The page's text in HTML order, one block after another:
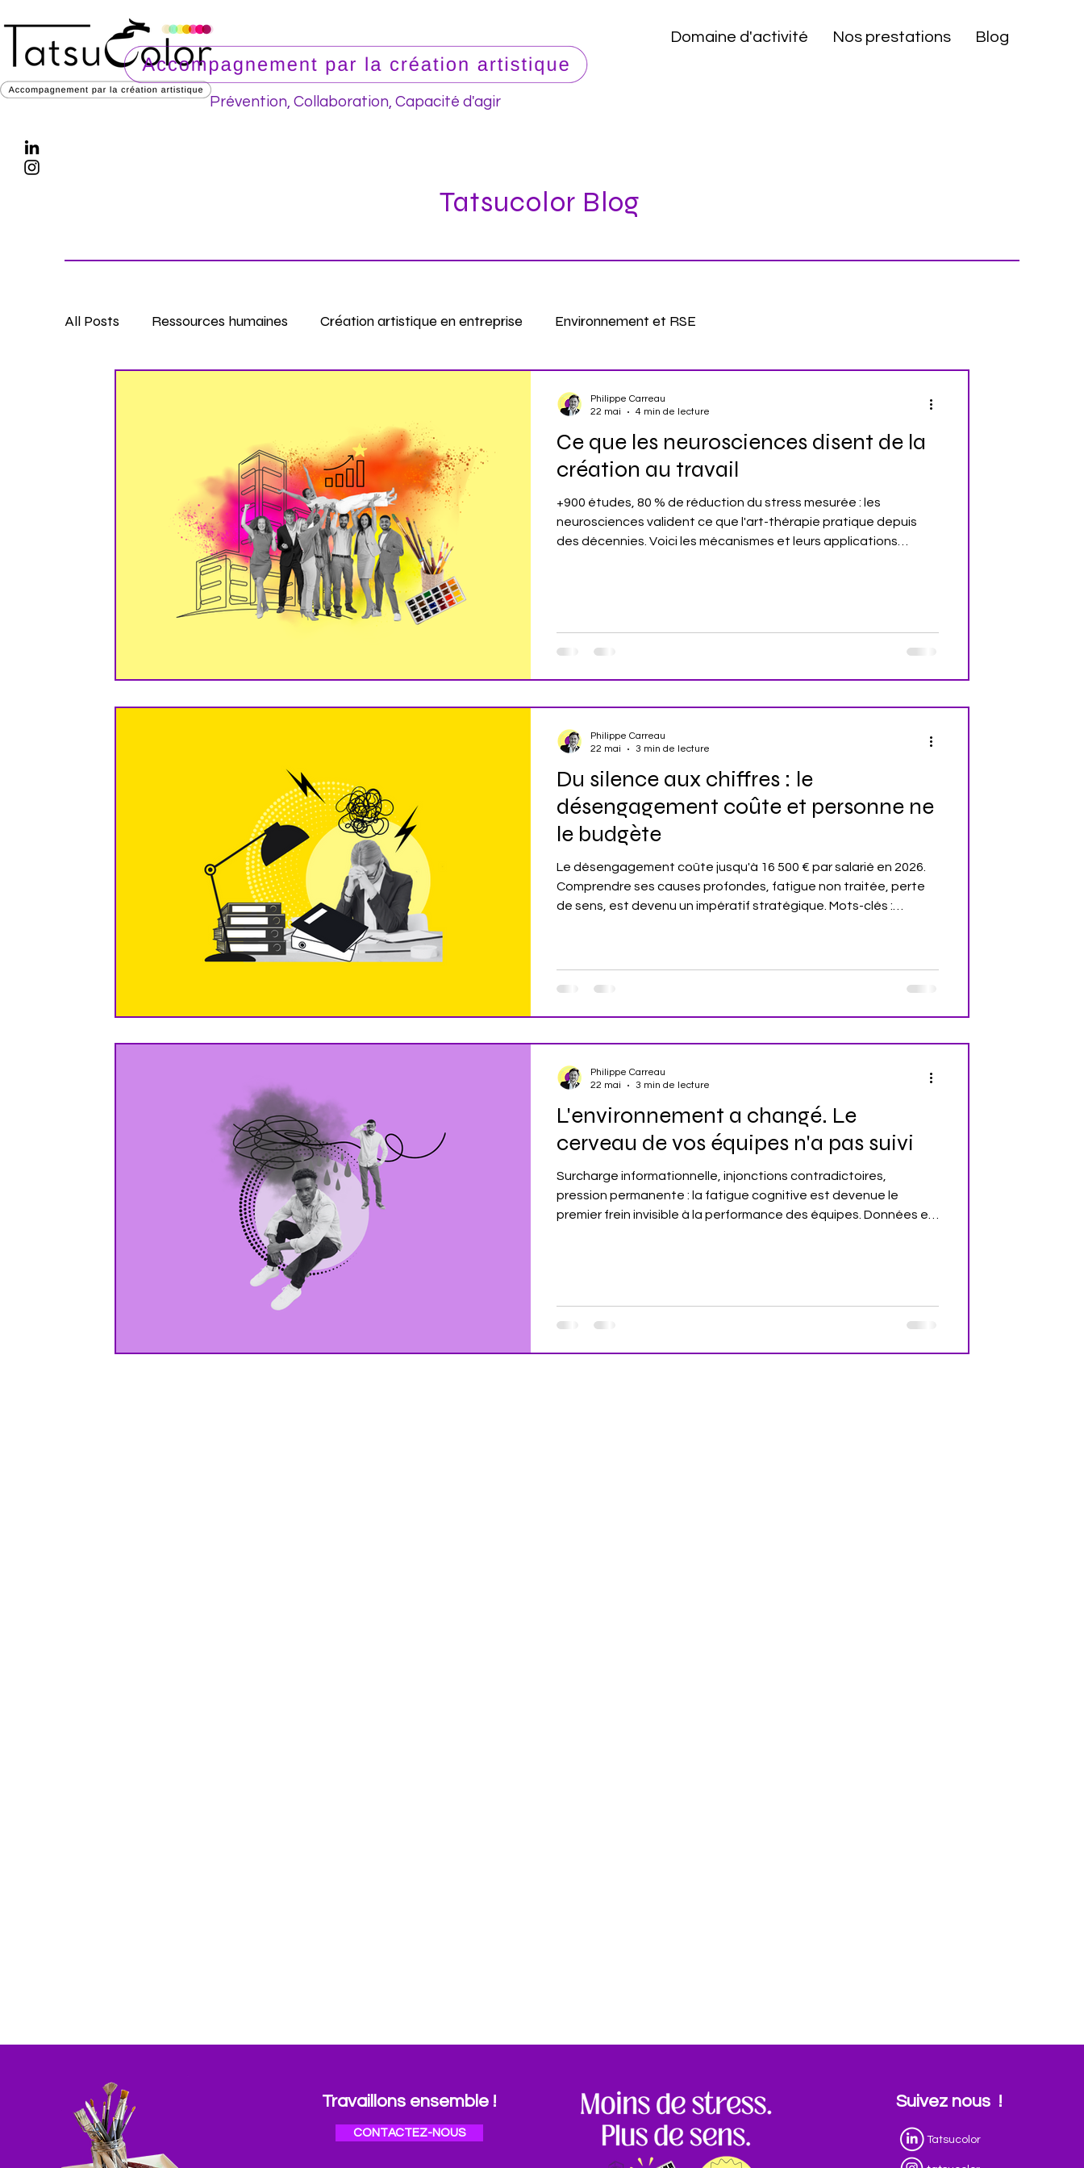
Domaine d'activité Nos prestations Blog
Prévention, Collaboration, Capacité d'agir
Tatsucolor Blog
All Posts Ressources humaines Création artistique en entreprise Environnement et RSE
Ce que les neurosciences disent de la
création au travail
+900 études, 80 % de réduction du stress mesurée : les
neurosciences valident ce que l'art-thérapie pratique depuis
des décennies. Voici les mécanismes et leurs applications
Philippe Carreau
22 mai
4 min de lecture
Du silence aux chiffres : le
désengagement coûte et personne ne
le budgète
Le désengagement coûte jusqu'à 16 500 € par salarié en 2026.
Comprendre ses causes profondes, fatigue non traitée, perte
de sens, est devenu un impératif stratégique. Mots-clés :
Philippe Carreau
22 mai
3 min de lecture
L'environnement a changé. Le
cerveau de vos équipes n'a pas suivi
Surcharge informationnelle, injonctions contradictoires,
pression permanente : la fatigue cognitive est devenue le
premier frein invisible à la performance des équipes. Données et
Philippe Carreau
22 mai
3 min de lecture
Travaillons ensemble !
CONTACTEZ-NOUS
Suivez nous !
Tatsucolor